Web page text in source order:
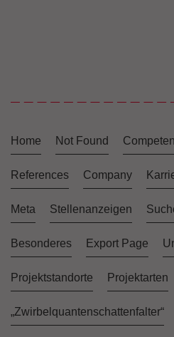
Home Not Found
References Company
Meta Stellenanzeigen
Besonderes Export Page
Projektstandorte Projektarten
„Zwirbelquantenschattenfalter“